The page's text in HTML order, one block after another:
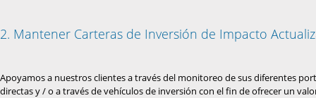
2. Mantener Carteras de Inversión de Impacto
Apoyamos a nuestros clientes a través del monitoreo de sus diferentes
directas y / o a través de vehículos de inversión con el fin de ofrecer un